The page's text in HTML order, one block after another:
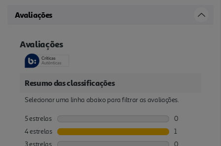
Avaliações